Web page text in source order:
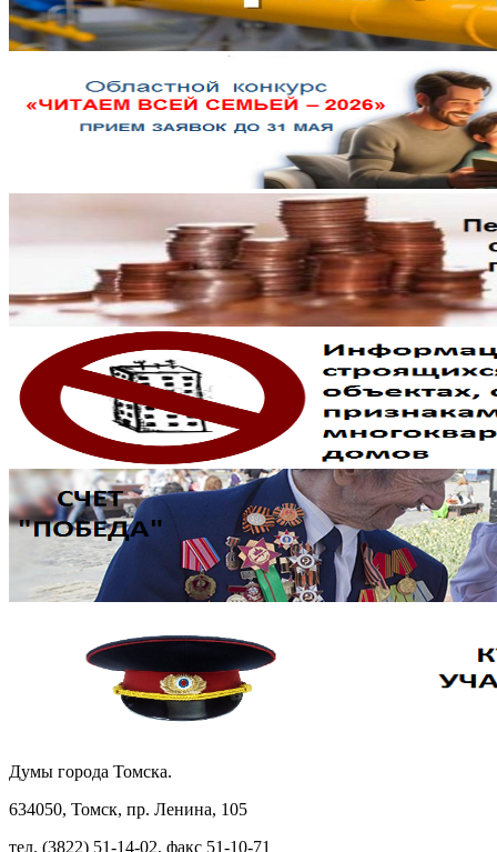
Думы города Томска.
634050, Томск, пр. Ленина, 105
тел. (3822) 51-14-02, факс 51-10-71